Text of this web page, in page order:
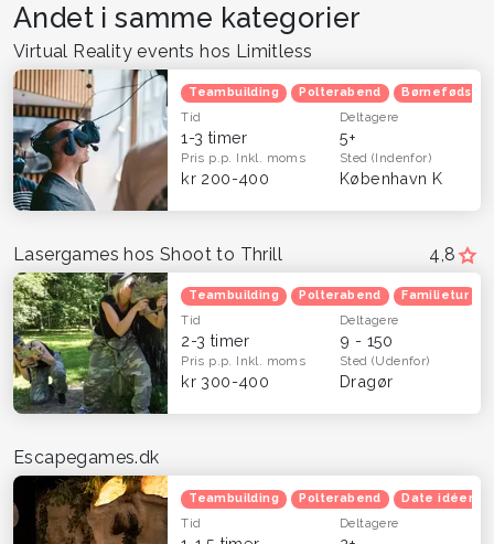
Andet i samme kategorier
Virtual Reality events hos Limitless
Teambuilding Polterabend
Tid
1-3 timer
Deltagere
5+
Pris p.p. Inkl. moms
kr 200-400
Sted(Indenfor)
København K
4,8
Lasergames hos Shoot to Thrill
Teambuilding Polterabend Familietur
Tid
2-3 timer
Deltagere
9 - 150
Pris p.p. Inkl. moms
kr 300-400
Sted(Udenfor)
Dragør
Escapegames.dk
Teambuilding Polterabend Date idéer
Tid Deltagere